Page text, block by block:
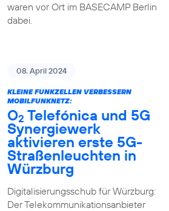
waren vor Ort im BASECAMP Berlin
dabei.
08. April 2024
KLEINE FUNKZELLEN VERBESSERN
MOBILFUNKNETZ:
O2 Telefónica und 5G
Synergiewerk
aktivieren erste 5G-
Straßenleuchten in
Würzburg
Digitalisierungsschub für Würzburg:
Der Telekommunikationsanbieter